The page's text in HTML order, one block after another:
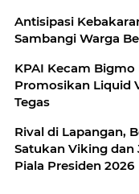
Antisipasi
Sambangi Warga
KPAI Kecam
Promosikan Liquid
Tegas
Rival di Lapangan,
Satukan Viking dan
Piala Presiden 2026